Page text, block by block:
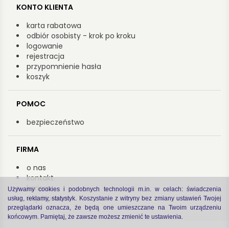
Używamy cookies i podobnych technologii m.in. w celach: świadczenia
usług, reklamy, statystyk. Koszystanie z witryny bez zmiany ustawień Twojej
przeglądarki oznacza, że będą one umieszczane na Twoim urządzeniu
końcowym. Pamiętaj, że zawsze możesz zmienić te ustawienia.
KONTO KLIENTA
karta rabatowa
odbiór osobisty - krok po kroku
logowanie
rejestracja
przypomnienie hasła
koszyk
POMOC
bezpieczeństwo
FIRMA
o nas
kontakt
kariera
współpraca